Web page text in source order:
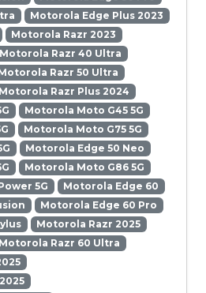
Motorola Edge Plus 2023
Motorola Razr 2023
Motorola Razr 40 Ultra
Razr 50 Ultra
Motorola Razr Plus 2024
Motorola Moto G45 5G
Motorola Moto G75 5G
Motorola Edge 50 Neo
Motorola Moto G86 5G
5G
Motorola Edge 60
Motorola Edge 60 Pro
Motorola Razr 2025
Motorola Razr 60 Ultra